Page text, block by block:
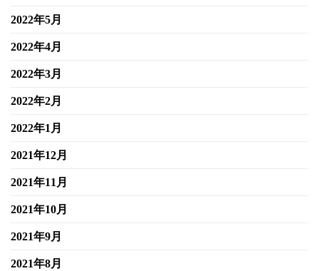
2022年5月
2022年4月
2022年3月
2022年2月
2022年1月
2021年12月
2021年11月
2021年10月
2021年9月
2021年8月